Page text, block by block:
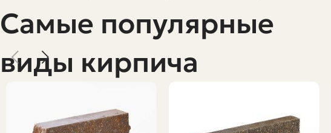
какие требования к качеству и что важно знать покупателю. Я
помогает понимать, почему один кирпич стоит дороже, а другой —
Материал будет полезен и тем, кто выбирает кирпич для
дать конкретные практические советы.
Краткая характеристика отрасли
Самые популярные
виды кирпича